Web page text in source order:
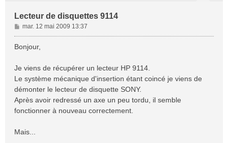
Lecteur de disquettes 9114
M
e
s
g
e
mar. 12 mai 2009 13:37
Bonjour,
Je viens de récupérer un lecteur HP 9114.
Le système mécanique d'insertion étant coincé je viens de
démonter le lecteur de disquette SONY.
Après avoir redressé un axe un peu tordu, il semble
fonctionner à nouveau correctement.
Mais...